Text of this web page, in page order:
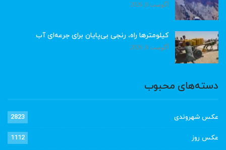
آگوست 8, 2026
کیلومترها راه، رنجی بی‌پایان برای جرعه‌ای آب
آگوست 8, 2026
دسته‌های محبوب
عکس شهروندی 2823
عکس روز 1112